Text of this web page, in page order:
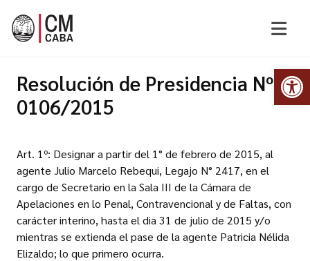
Resolución de Presidencia Nº
0106/2015
Art. 1º: Designar a partir del 1° de febrero de 2015, al
agente Julio Marcelo Rebequi, Legajo N° 2417, en el
cargo de Secretario en la Sala III de la Cámara de
Apelaciones en lo Penal, Contravencional y de Faltas, con
carácter interino, hasta el dia 31 de julio de 2015 y/o
mientras se extienda el pase de la agente Patricia Nélida
Elizaldo; lo que primero ocurra.